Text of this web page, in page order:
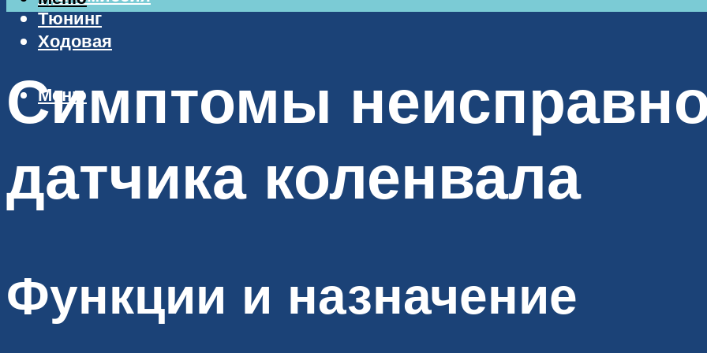
Тюнинг
Ходовая
Меню
Симптомы
датчика коленвала
Функции и назначение